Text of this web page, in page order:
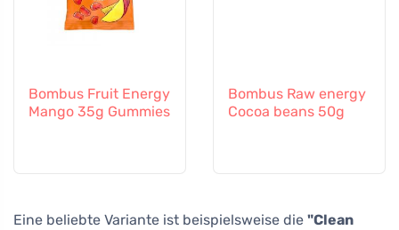
Bombus Fruit Energy
Mango 35g Gummies
Bombus Raw energy
Cocoa beans 50g
Eine beliebte Variante ist beispielsweise die "Clean